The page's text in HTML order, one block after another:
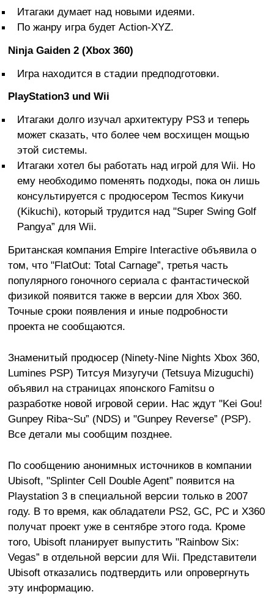
Итагаки думает над новыми идеями.
По жанру игра будет Action-XYZ.
Ninja Gaiden 2 (Xbox 360)
Игра находится в стадии предподготовки.
PlayStation3 und Wii
Итагаки долго изучал архитектуру PS3 и теперь
может сказать, что более чем восхищен мощью
этой системы.
Итагаки хотел бы работать над игрой для Wii. Но
ему необходимо поменять подходы, пока он лишь
консультируется с продюсером Tecmos Кикучи
(Kikuchi), который трудится над "Super Swing Golf
Pangya” для Wii.
Британская компания Empire Interactive объявила о
том, что "FlatOut: Total Carnage”, третья часть
популярного гоночного сериала с фантастической
физикой появится также в версии для Xbox 360.
Точные сроки появления и иные подробности
проекта не сообщаются.
Знаменитый продюсер (Ninety-Nine Nights Xbox 360,
Lumines PSP) Титсуя Мизугучи (Tetsuya Mizuguchi)
объявил на страницах японского Famitsu о
разработке новой игровой серии. Нас ждут "Kei Gou!
Gunpey Riba~Su” (NDS) и "Gunpey Reverse” (PSP).
Все детали мы сообщим позднее.
По сообщению анонимных источников в компании
Ubisoft, "Splinter Cell Double Agent” появится на
Playstation 3 в специальной версии только в 2007
году. В то время, как обладатели PS2, GC, PC и X360
получат проект уже в сентябре этого года. Кроме
того, Ubisoft планирует выпустить "Rainbow Six:
Vegas” в отдельной версии для Wii. Представители
Ubisoft отказались подтвердить или опровергнуть
эту информацию.